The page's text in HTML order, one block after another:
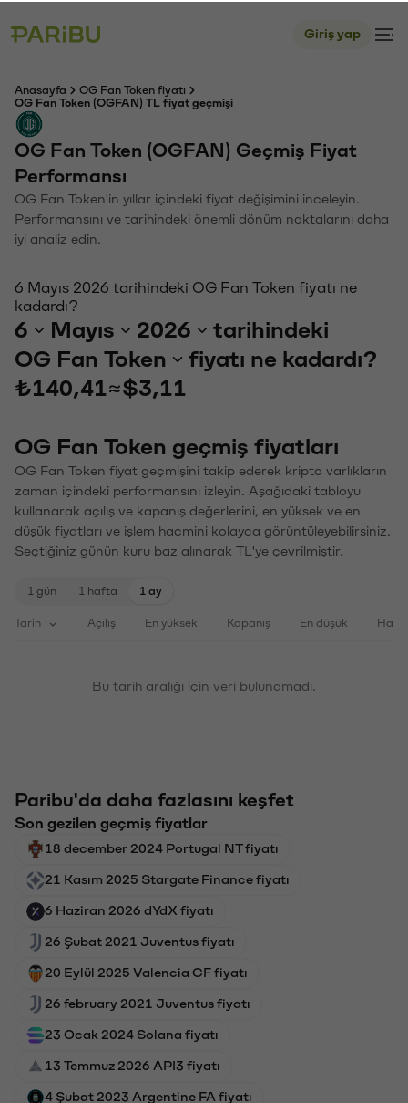
Giriş yap
Anasayfa
OG Fan Token fiyatı
OG Fan Token (OGFAN) TL fiyat geçmişi
OG Fan Token (OGFAN) Geçmiş Fiyat
Performansı
OG Fan Token'in yıllar içindeki fiyat değişimini inceleyin.
Performansını ve tarihindeki önemli dönüm noktalarını daha
iyi analiz edin.
6 Mayıs 2026 tarihindeki OG Fan Token fiyatı ne
kadardı?
6 Mayıs 2026
tarihindeki
OG Fan Token
fiyatı ne kadardı?
₺140,41 ≈$3,11
OG Fan Token geçmiş fiyatları
OG Fan Token fiyat geçmişini takip ederek kripto varlıkların
zaman içindeki performansını izleyin. Aşağıdaki tabloyu
kullanarak açılış ve kapanış değerlerini, en yüksek ve en
düşük fiyatları ve işlem hacmini kolayca görüntüleyebilirsiniz.
Seçtiğiniz günün kuru baz alınarak TL'ye çevrilmiştir.
1 gün 1 hafta 1 ay
Tarih Açılış En yüksek Kapanış En düşük
Bu tarih aralığı için veri bulunamadı.
Paribu'da daha fazlasını keşfet
Son gezilen geçmiş fiyatlar
18 december 2024 Portugal NT fiyatı
21 Kasım 2025 Stargate Finance fiyatı
6 Haziran 2026 dYdX fiyatı
26 Şubat 2021 Juventus fiyatı
20 Eylül 2025 Valencia CF fiyatı
26 february 2021 Juventus fiyatı
23 Ocak 2024 Solana fiyatı
13 Temmuz 2026 API3 fiyatı
4 Şubat 2023 Argentine FA fiyatı